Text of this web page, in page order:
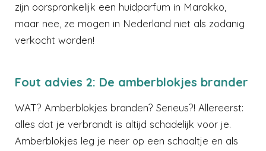
zijn oorspronkelijk een huidparfum in Marokko,
maar nee, ze mogen in Nederland niet als zodanig
verkocht worden!
Fout advies 2: De amberblokjes brander
WAT? Amberblokjes branden? Serieus?! Allereerst:
alles dat je verbrandt is altijd schadelijk voor je.
Amberblokjes leg je neer op een schaaltje en als